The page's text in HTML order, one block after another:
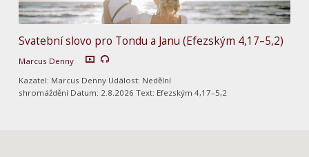
Svatební slovo pro Tondu a Janu (Efezským 4,17–5,2)
Marcus Denny
Kazatel: Marcus Denny Událost: Nedělní
shromáždění Datum: 2.8.2026 Text: Efezským 4,17–5,2